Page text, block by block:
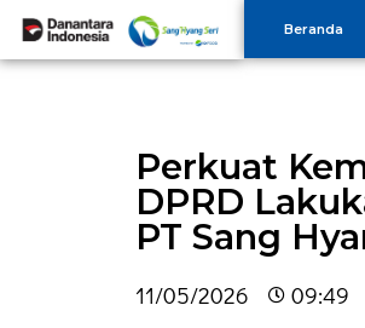
Beranda
Perkuat
DPRD
PT Sang
11/05/2026 09:49